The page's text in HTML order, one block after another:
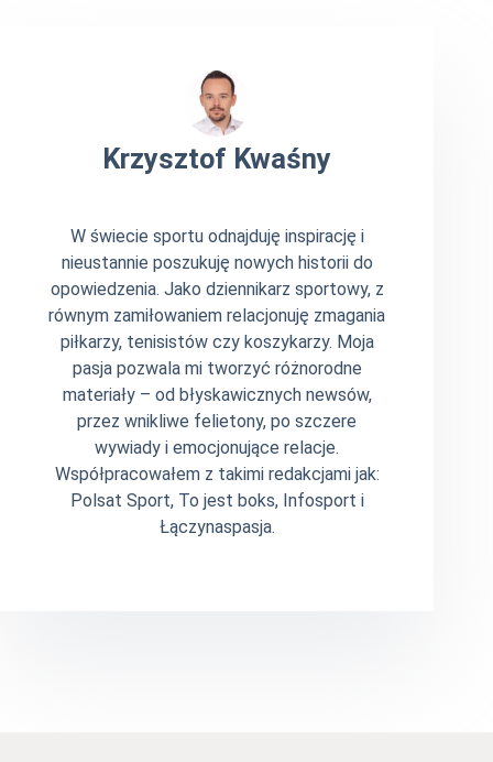
Krzysztof Kwaśny
W świecie sportu odnajduję inspirację i
nieustannie poszukuję nowych historii do
opowiedzenia. Jako dziennikarz sportowy, z
równym zamiłowaniem relacjonuję zmagania
piłkarzy, tenisistów czy koszykarzy. Moja
pasja pozwala mi tworzyć różnorodne
materiały – od błyskawicznych newsów,
przez wnikliwe felietony, po szczere
wywiady i emocjonujące relacje.
Współpracowałem z takimi redakcjami jak:
Polsat Sport, To jest boks, Infosport i
Łączynaspasja.